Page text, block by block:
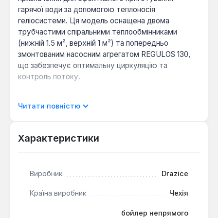
гарячої води за допомогою теплоносія
геліосистеми. Ця модель оснащена двома
трубчастими спіральними теплообмінниками
(нижній 1.5 м², верхній 1 м²) та попередньо
змонтованим насосним агрегатом REGULOS 130,
що забезпечує оптимальну циркуляцію та
контроль потоку.
Внутрішня поверхня бака покрита високоякісною
гігієнічність експлуатації. Конструкція бака,
гальванічного ефекту та електрохімічної корозії.
фреону мінімізує тепловтрати.
Читати повністю
Характеристики
Виробник Drazice
Країна виробник Чехія
бойлер непрямого